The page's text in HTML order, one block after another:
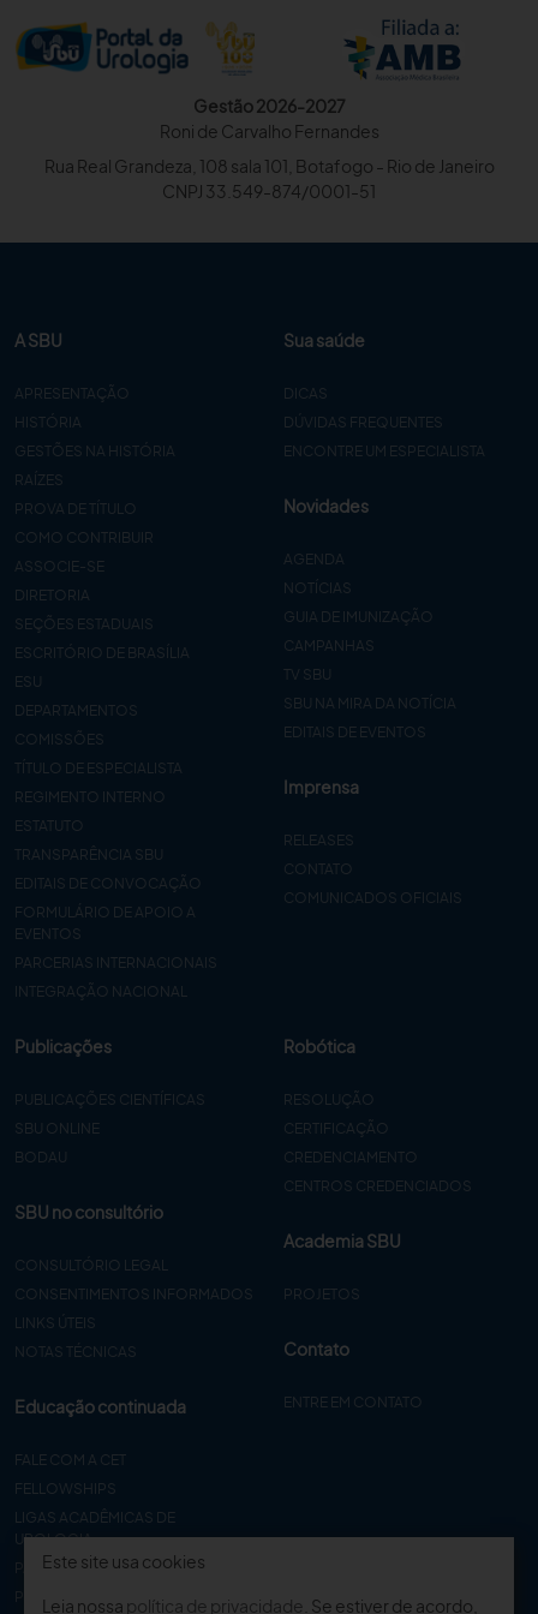
Gestão 2026-2027
Roni de Carvalho Fernandes
Rua Real Grandeza, 108 sala 101, Botafogo - Rio de Janeiro
CNPJ 33.549-874/0001-51
A SBU
APRESENTAÇÃO
HISTÓRIA
GESTÕES NA HISTÓRIA
RAÍZES
PROVA DE TÍTULO
COMO CONTRIBUIR
ASSOCIE-SE
DIRETORIA
SEÇÕES ESTADUAIS
ESCRITÓRIO DE BRASÍLIA
ESU
DEPARTAMENTOS
COMISSÕES
TÍTULO DE ESPECIALISTA
REGIMENTO INTERNO
ESTATUTO
TRANSPARÊNCIA SBU
EDITAIS DE CONVOCAÇÃO
FORMULÁRIO DE APOIO A
EVENTOS
PARCERIAS INTERNACIONAIS
INTEGRAÇÃO NACIONAL
Sua saúde
DICAS
DÚVIDAS FREQUENTES
ENCONTRE UM ESPECIALISTA
Novidades
AGENDA
NOTÍCIAS
GUIA DE IMUNIZAÇÃO
CAMPANHAS
TV SBU
SBU NA MIRA DA NOTÍCIA
EDITAIS DE EVENTOS
Imprensa
RELEASES
CONTATO
COMUNICADOS OFICIAIS
Publicações
PUBLICAÇÕES CIENTÍFICAS
SBU ONLINE
BODAU
SBU no consultório
CONSULTÓRIO LEGAL
CONSENTIMENTOS INFORMADOS
LINKS ÚTEIS
NOTAS TÉCNICAS
Educação continuada
FALE COM A CET
FELLOWSHIPS
LIGAS ACADÊMICAS DE
UROLOGIA
PAPER
PROCET
Robótica
RESOLUÇÃO
CERTIFICAÇÃO
CREDENCIAMENTO
CENTROS CREDENCIADOS
Academia SBU
PROJETOS
Contato
ENTRE EM CONTATO
Este site usa cookies
Leia nossa política de privacidade . Se estiver de acordo,